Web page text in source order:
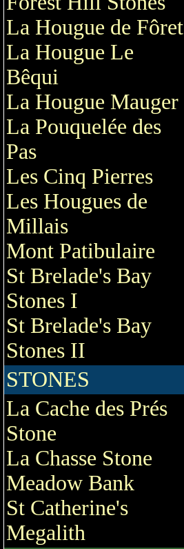
La Hougue de Fôret
La Hougue Le
Bêqui
La Hougue Mauger
La Pouquelée des
Pas
Les Cinq Pierres
Les Hougues de
Millais
Mont Patibulaire
St Brelade's Bay
Stones I
St Brelade's Bay
Stones II
STONES
La Cache des Prés
Stone
La Chasse Stone
Meadow Bank
St Catherine's
Megalith